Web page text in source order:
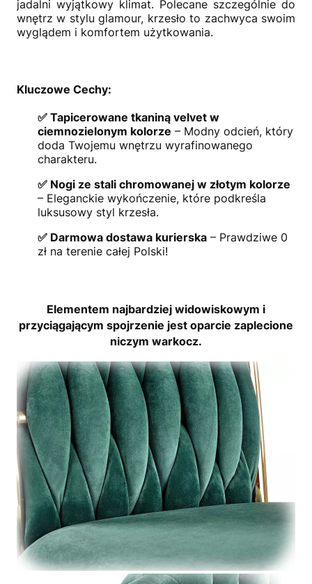
jadalni wyjątkowy klimat. Polecane szczególnie do
wnętrz w stylu glamour, krzesło to zachwyca swoim
wyglądem i komfortem użytkowania.
Kluczowe Cechy:
✅ Tapicerowane tkaniną velvet w
ciemnozielonym kolorze – Modny odcień, który
doda Twojemu wnętrzu wyrafinowanego
charakteru.
✅ Nogi ze stali chromowanej w złotym kolorze
– Eleganckie wykończenie, które podkreśla
luksusowy styl krzesła.
✅ Darmowa dostawa kurierska – Prawdziwe 0
zł na terenie całej Polski!
Elementem najbardziej widowiskowym i
przyciągającym spojrzenie jest oparcie zaplecione
niczym warkocz.